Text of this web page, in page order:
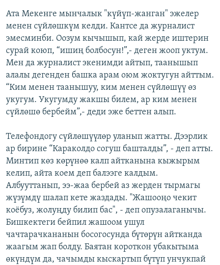
Ата Мекенге мынчалык "күйүп-жанган" эжелер
менен сүйлөшкүм келди. Кантсе да журналист
эмесминби. Оозум кычышып, кай жерде иштерин
сурай коюп, “ишиң болбосун!”,- деген жооп уктум.
Мен да журналист экенимди айтып, таанышып
алалы дегенден башка арам оюм жоктугун айттым.
“Ким менен таанышуу, ким менен сүйлөшүү өз
укугум. Укугумду жакшы билем, ар ким менен
сүйлөшө бербейм”,- деди эже беттен алып.
Телефондогу сүйлөшүүлөр уланып жатты. Дээрлик
ар бирине “Караколдо согуш башталды”, - деп атты.
Минтип көз көрүнөө калп айтканына кыжырым
келип, айта коем деп балээге калдым.
Албууттанып, ээ-жаа бербей аз жерден тырмагы
жүзүмдү шалап кете жаздады. "Жашооңо чекит
коёбуз, жолуңду билип бас", - деп опузалаганычы.
Бишкектеги бейпил жашоом ушул
чачтарачкананын босогосунда бүтөрүн айтканда
жаагым жап болду. Баятан короткон убакытыма
өкүндүм да, чачымды кыскартып бүтүп унчукпай